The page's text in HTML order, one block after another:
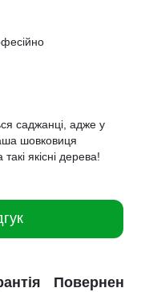
саджанці, адже у
шовковиця
якісні дерева!
Повернення